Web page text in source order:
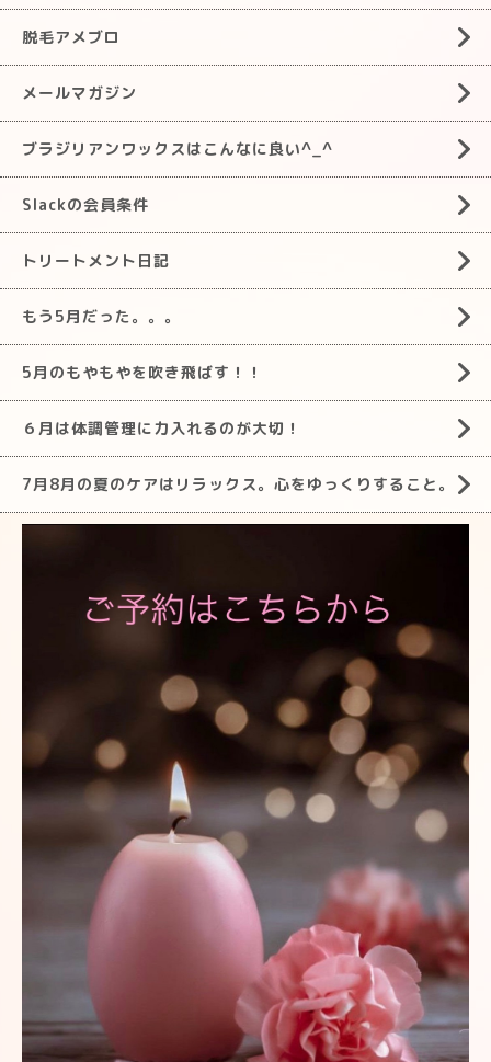
脱毛アメブロ
メールマガジン
ブラジリアンワックスはこんなに良い^_^
Slackの会員条件
トリートメント日記
もう5月だった。。。
5月のもやもやを吹き飛ばす！！
６月は体調管理に力入れるのが大切！
7月8月の夏のケアはリラックス。心をゆっくりすること。